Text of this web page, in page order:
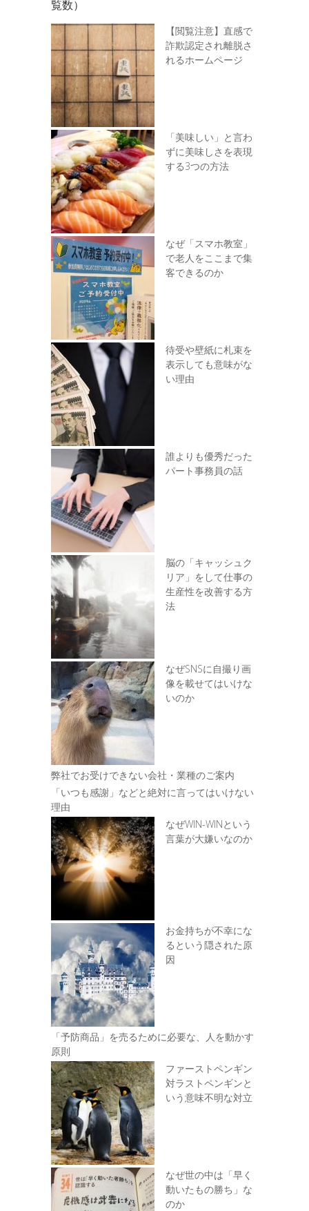
覧数）
【閲覧注意】直感で
詐欺認定され離脱さ
れるホームページ
「美味しい」と言わ
ずに美味しさを表現
する3つの方法
なぜ「スマホ教室」
で老人をここまで集
客できるのか
待受や壁紙に札束を
表示しても意味がな
い理由
誰よりも優秀だった
パート事務員の話
脳の「キャッシュク
リア」をして仕事の
生産性を改善する方
法
なぜSNSに自撮り画
像を載せてはいけな
いのか
弊社でお受けできない会社・業種のご案内
「いつも感謝」などと絶対に言ってはいけない
理由
なぜWIN-WINという
言葉が大嫌いなのか
お金持ちが不幸にな
るという隠された原
因
「予防商品」を売るために必要な、人を動かす
原則
ファーストペンギン
対ラストペンギンと
いう意味不明な対立
なぜ世の中は「早く
動いたもの勝ち」な
のか